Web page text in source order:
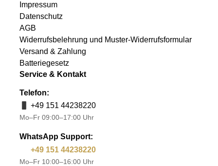
Impressum
Datenschutz
AGB
Widerrufsbelehrung und Muster-Widerrufsformular
Versand & Zahlung
Batteriegesetz
Service & Kontakt
Telefon:
+49 151 44238220
Mo–Fr 09:00–17:00 Uhr
WhatsApp Support:
+49 151 44238220
Mo–Fr 10:00–16:00 Uhr